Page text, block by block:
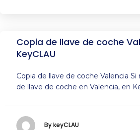
Copia de llave de coche
KeyCLAU
Copia de llave de coche Valencia
de llave de coche en Valencia, en
By keyCLAU